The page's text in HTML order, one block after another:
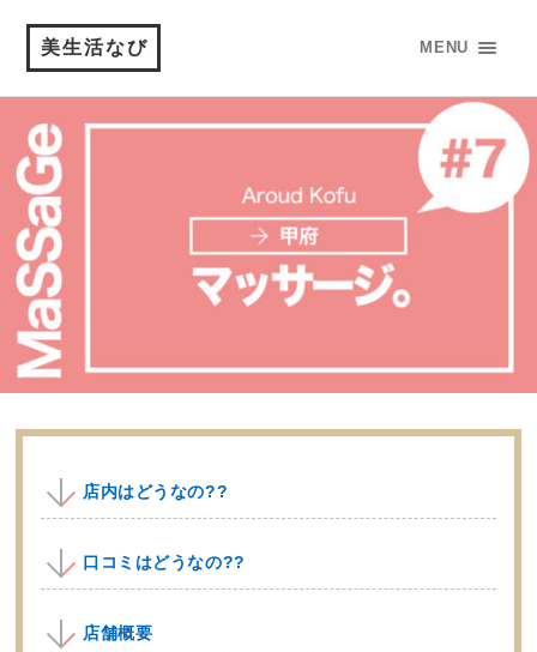
美生活なび MENU
店内はどうなの??
口コミはどうなの??
店舗概要